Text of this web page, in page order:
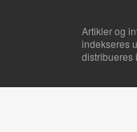
Artikler og
indekseres
distribueres